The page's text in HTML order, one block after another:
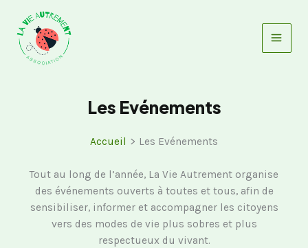
contenu
Les Evénements
Accueil Les Evénements
Tout au long de l’année, La Vie Autrement organise
des événements ouverts à toutes et tous, afin de
sensibiliser, informer et accompagner les citoyens
vers des modes de vie plus sobres et plus
respectueux du vivant.